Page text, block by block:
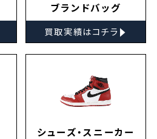
ブランドバッグ
買取実績はコチラ ▸
シューズ・スニーカー